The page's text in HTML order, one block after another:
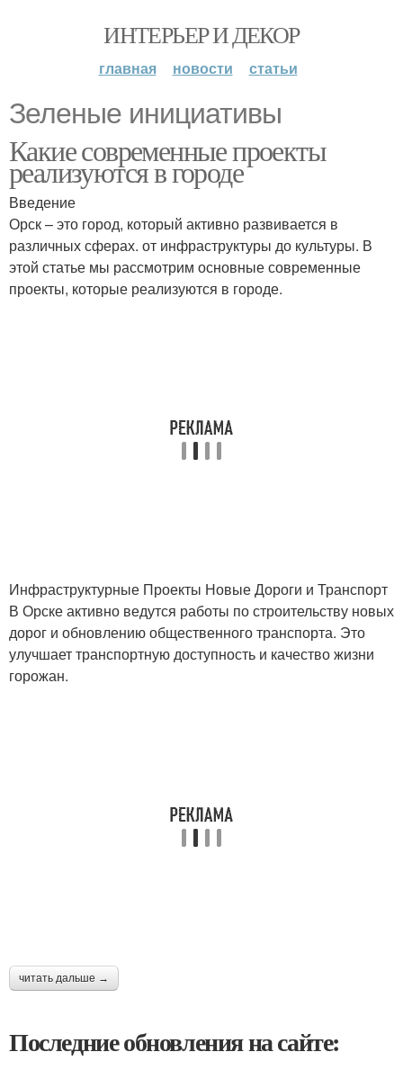
ИНТЕРЬЕР И ДЕКОР
главная новости статьи
Зеленые инициативы
Какие современные проекты
реализуются в городе
Введение
Орск – это город, который активно развивается в
различных сферах. от инфраструктуры до культуры. В
этой статье мы рассмотрим основные современные
проекты, которые реализуются в городе.
Инфраструктурные Проекты Новые Дороги и Транспорт
В Орске активно ведутся работы по строительству новых
дорог и обновлению общественного транспорта. Это
улучшает транспортную доступность и качество жизни
горожан.
читать дальше →
Последние обновления на сайте: